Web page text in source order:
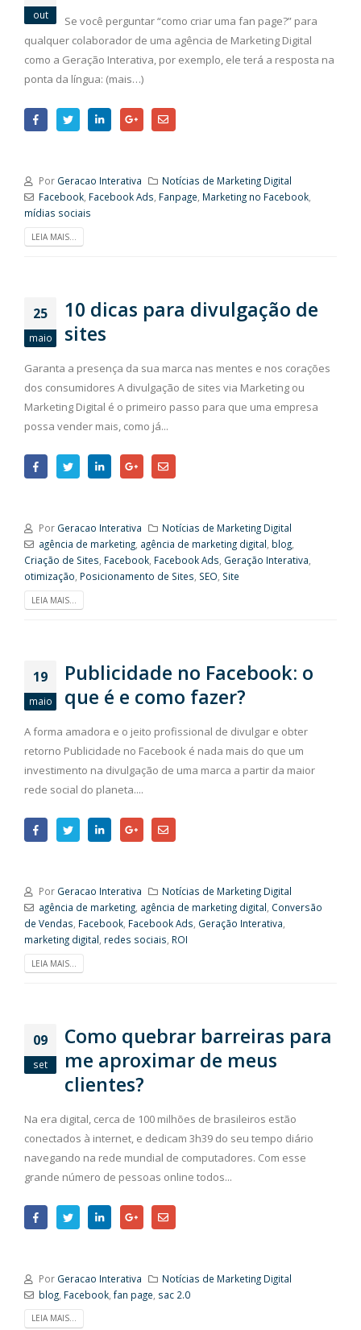
out
Se você perguntar “como criar uma fan page?” para
qualquer colaborador de uma agência de Marketing Digital
como a Geração Interativa, por exemplo, ele terá a resposta na
ponta da língua: (mais…)
Por Geracao Interativa
Notícias de Marketing Digital
Facebook, Facebook Ads, Fanpage, Marketing no Facebook,
mídias sociais
LEIA MAIS...
25
maio
10 dicas para divulgação de
sites
Garanta a presença da sua marca nas mentes e nos corações
dos consumidores A divulgação de sites via Marketing ou
Marketing Digital é o primeiro passo para que uma empresa
possa vender mais, como já...
Por Geracao Interativa
Notícias de Marketing Digital
agência de marketing, agência de marketing digital, blog,
Criação de Sites, Facebook, Facebook Ads, Geração Interativa,
otimização, Posicionamento de Sites, SEO, Site
LEIA MAIS...
19
maio
Publicidade no Facebook: o
que é e como fazer?
A forma amadora e o jeito profissional de divulgar e obter
retorno Publicidade no Facebook é nada mais do que um
investimento na divulgação de uma marca a partir da maior
rede social do planeta....
Por Geracao Interativa
Notícias de Marketing Digital
agência de marketing, agência de marketing digital, Conversão
de Vendas, Facebook, Facebook Ads, Geração Interativa,
marketing digital, redes sociais, ROI
LEIA MAIS...
09
set
Como quebrar barreiras para
me aproximar de meus
clientes?
Na era digital, cerca de 100 milhões de brasileiros estão
conectados à internet, e dedicam 3h39 do seu tempo diário
navegando na rede mundial de computadores. Com esse
grande número de pessoas online todos...
Por Geracao Interativa
Notícias de Marketing Digital
blog, Facebook, fan page, sac 2.0
LEIA MAIS...